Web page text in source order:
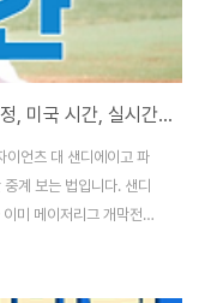
이정후 김하성 미국 본토 개막전 경기 일정, 미국 시간, 실시간 무료 중계
이언츠 대 샌디에이고 파
계 보는 법입니다. 샌디
미 메이저리그 개막전을
그 미국 본토 개막전을